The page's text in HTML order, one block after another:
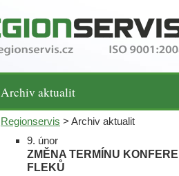
Archiv aktualit
Regionservis > Archiv aktualit
9. únor
ZMĚNA TERMÍNU
FLEKŮ